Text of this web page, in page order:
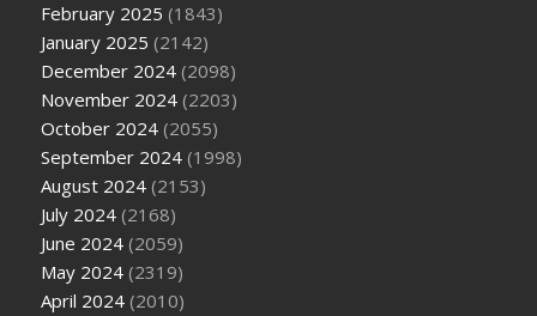
February 2025 (1843)
January 2025 (2142)
December 2024 (2098)
November 2024 (2203)
October 2024 (2055)
September 2024 (1998)
August 2024 (2153)
July 2024 (2168)
June 2024 (2059)
May 2024 (2319)
April 2024 (2010)